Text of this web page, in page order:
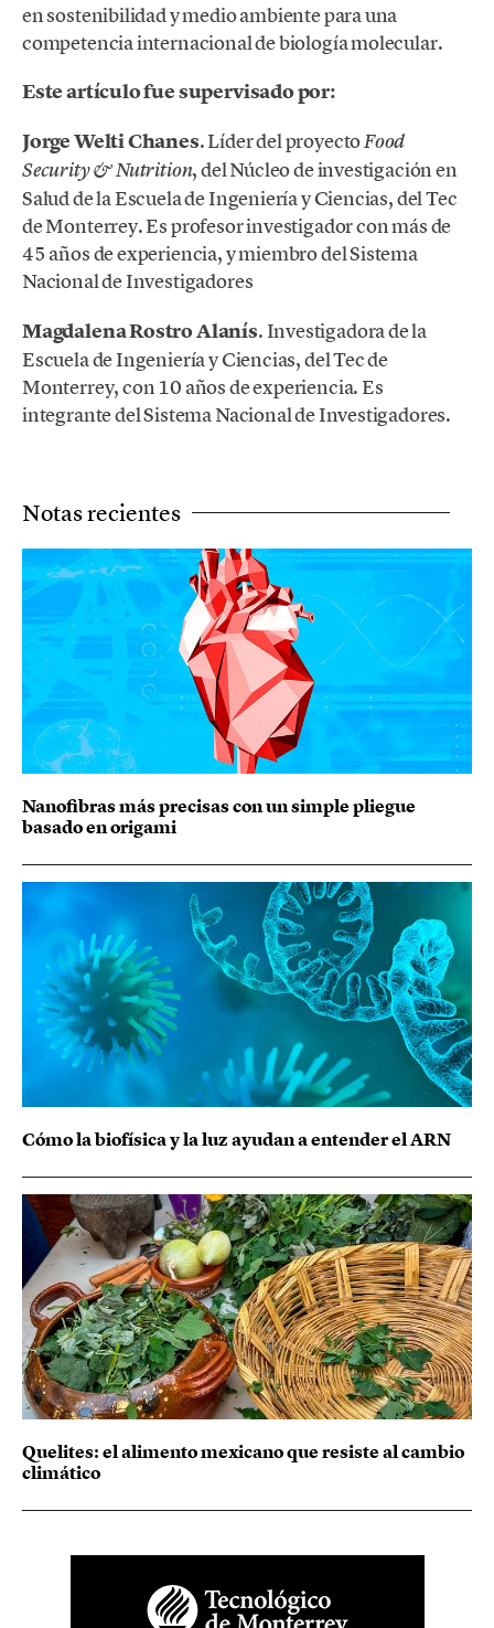
en sostenibilidad y medio ambiente para una
competencia internacional de biología molecular.
Este artículo fue supervisado por:
Jorge Welti Chanes. Líder del proyectoFood
Security & Nutrition, del Núcleo de investigación en
Salud de la Escuela de Ingeniería y Ciencias, del Tec
de Monterrey. Es profesor investigador con más de
45 años de experiencia, y miembro del Sistema
Nacional de Investigadores
Magdalena Rostro Alanís. Investigadora de la
Escuela de Ingeniería y Ciencias, del Tec de
Monterrey, con 10 años de experiencia. Es
integrante del Sistema Nacional de Investigadores.
Notas recientes
Nanofibras más precisas con un simple pliegue
basado en origami
Cómo la biofísica y la luz ayudan a entender el ARN
Quelites: el alimento mexicano que resiste al cambio
climático